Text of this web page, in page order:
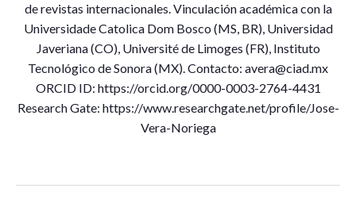
de revistas internacionales. Vinculación académica con la
Universidade Catolica Dom Bosco (MS, BR), Universidad
Javeriana (CO), Université de Limoges (FR), Instituto
Tecnológico de Sonora (MX). Contacto: avera@ciad.mx
ORCID ID: https://orcid.org/0000-0003-2764-4431
Research Gate: https://www.researchgate.net/profile/Jose-
Vera-Noriega